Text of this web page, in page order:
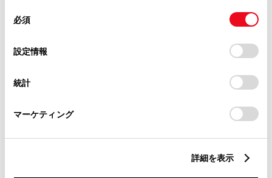
デバイスにすべてのCookie(クッキー)が保存されることに同
意したことになります。Cookie(クッキー)のオプトアウト、
設定の変更、同意を撤回したりするにあたっては、当社の
「Cookie（クッキー）情報の取り扱いについて
」をご覧くだ
必須
設定情報
統計
マーケティング
詳細を表示
任意 建物名